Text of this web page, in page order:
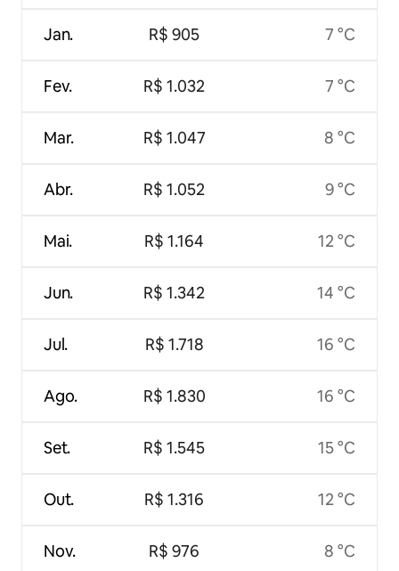
Jan.
Fev.
Mar.
Abr.
Mai.
Jun.
Jul.
Ago.
Set.
Out.
Nov.
R$ 905
R$ 1.032
R$ 1.047
R$ 1.052
R$ 1.164
R$ 1.342
R$ 1.718
R$ 1.830
R$ 1.545
R$ 1.316
R$ 976
7 °C
7 °C
8 °C
9 °C
12 °C
14 °C
16 °C
16 °C
15 °C
12 °C
8 °C